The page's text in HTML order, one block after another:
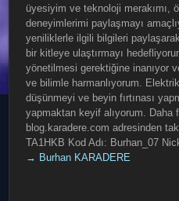
üyesiyim ve teknoloji merakımı,
deneyimlerimi paylaşmayı
yeniliklerle ilgili bilgileri
bir kitleye ulaştırmayı
yönetilmesi gerektiğine inanıyor
ve bilimle harmanlıyorum.
düşünmeyi ve beyin fırtınası
yapmaktan keyif alıyorum. Daha
blog.karadere.com adresinden
TA1HKB Kod Adı: Burhan_07
→ Burhan KARADERE